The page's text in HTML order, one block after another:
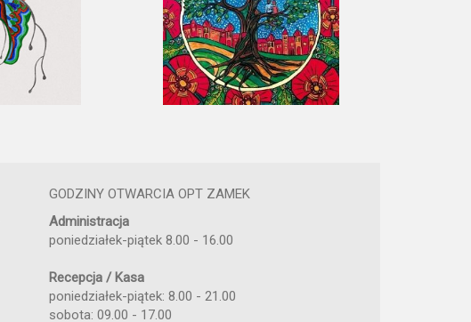
GODZINY OTWARCIA OPT ZAMEK
Administracja
poniedziałek-piątek 8.00 - 16.00
Recepcja / Kasa
poniedziałek-piątek: 8.00 - 21.00
sobota: 09.00 - 17.00